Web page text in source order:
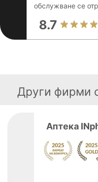
обслужване се
8.7
Други фирми
Аптека